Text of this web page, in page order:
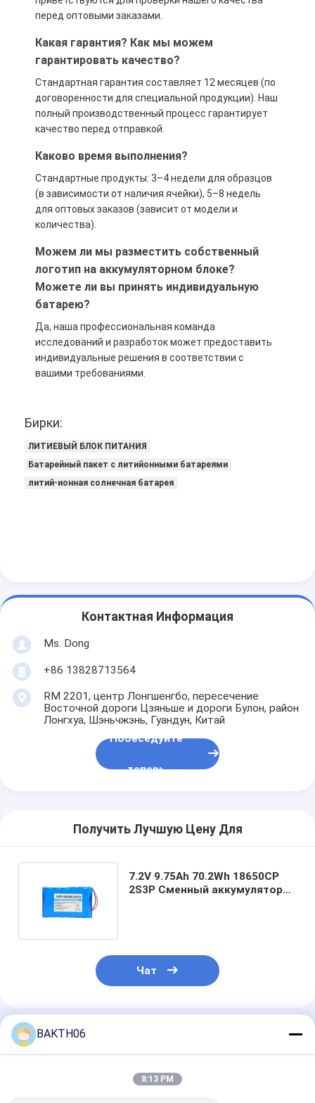
перед оптовыми заказами.
Какая гарантия? Как мы можем
гарантировать качество?
Стандартная гарантия составляет 12 месяцев (по
договоренности для специальной продукции). Наш
полный производственный процесс гарантирует
качество перед отправкой.
Каково время выполнения?
Стандартные продукты: 3–4 недели для образцов
(в зависимости от наличия ячейки), 5–8 недель
для оптовых заказов (зависит от модели и
количества).
Можем ли мы разместить собственный
логотип на аккумуляторном блоке?
Можете ли вы принять индивидуальную
батарею?
Да, наша профессиональная команда
исследований и разработок может предоставить
индивидуальные решения в соответствии с
вашими требованиями.
Бирки:
ЛИТИЕВЫЙ БЛОК ПИТАНИЯ
Батарейный пакет с литийонными батареями
литий-ионная солнечная батарея
Контактная Информация
Ms. Dong
+86 13828713564
RM 2201, центр Лонгшенгбо, пересечение
Восточной дороги Цзяньше и дороги Булон, район
Лонгхуа, Шэньчжэнь, Гуандун, Китай
Побеседуйте
теперь
Получить Лучшую Цену Для
7.2V 9.75Ah 70.2Wh 18650CP
2S3P Сменный аккумулятор
Чат
Порекомендованные Продукты
BAKTH06
8:13 PM